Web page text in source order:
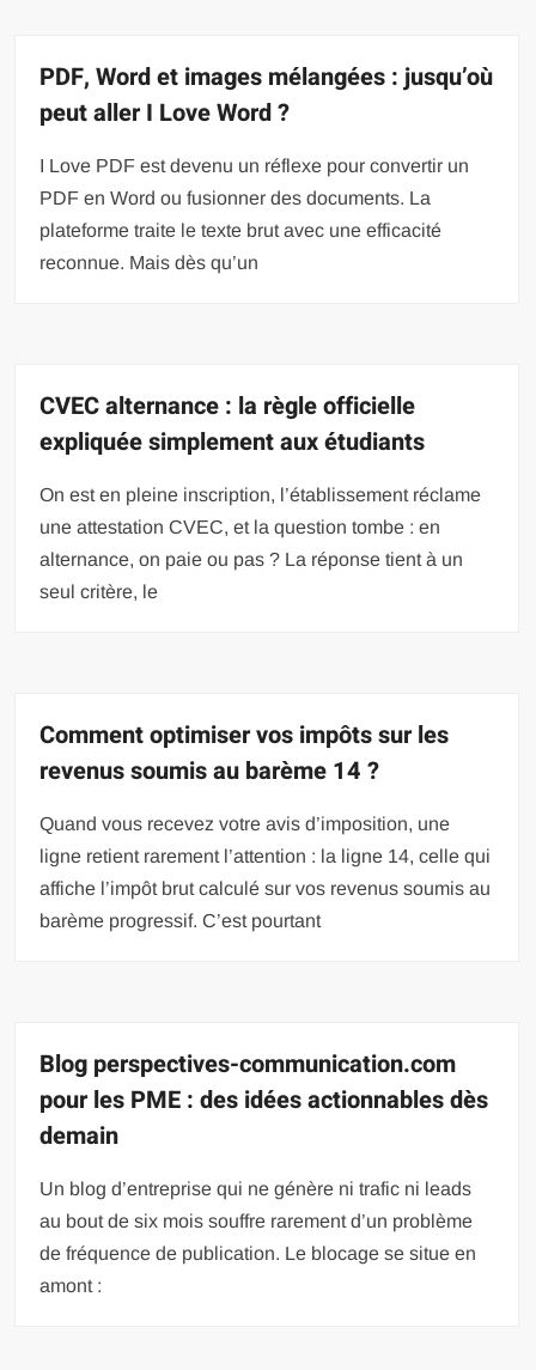
PDF, Word et images mélangées : jusqu’où
peut aller I Love Word ?
I Love PDF est devenu un réflexe pour convertir un
PDF en Word ou fusionner des documents. La
plateforme traite le texte brut avec une efficacité
reconnue. Mais dès qu’un
CVEC alternance : la règle officielle
expliquée simplement aux étudiants
On est en pleine inscription, l’établissement réclame
une attestation CVEC, et la question tombe : en
alternance, on paie ou pas ? La réponse tient à un
seul critère, le
Comment optimiser vos impôts sur les
revenus soumis au barème 14 ?
Quand vous recevez votre avis d’imposition, une
ligne retient rarement l’attention : la ligne 14, celle qui
affiche l’impôt brut calculé sur vos revenus soumis au
barème progressif. C’est pourtant
Blog perspectives-communication.com
pour les PME : des idées actionnables dès
demain
Un blog d’entreprise qui ne génère ni trafic ni leads
au bout de six mois souffre rarement d’un problème
de fréquence de publication. Le blocage se situe en
amont :